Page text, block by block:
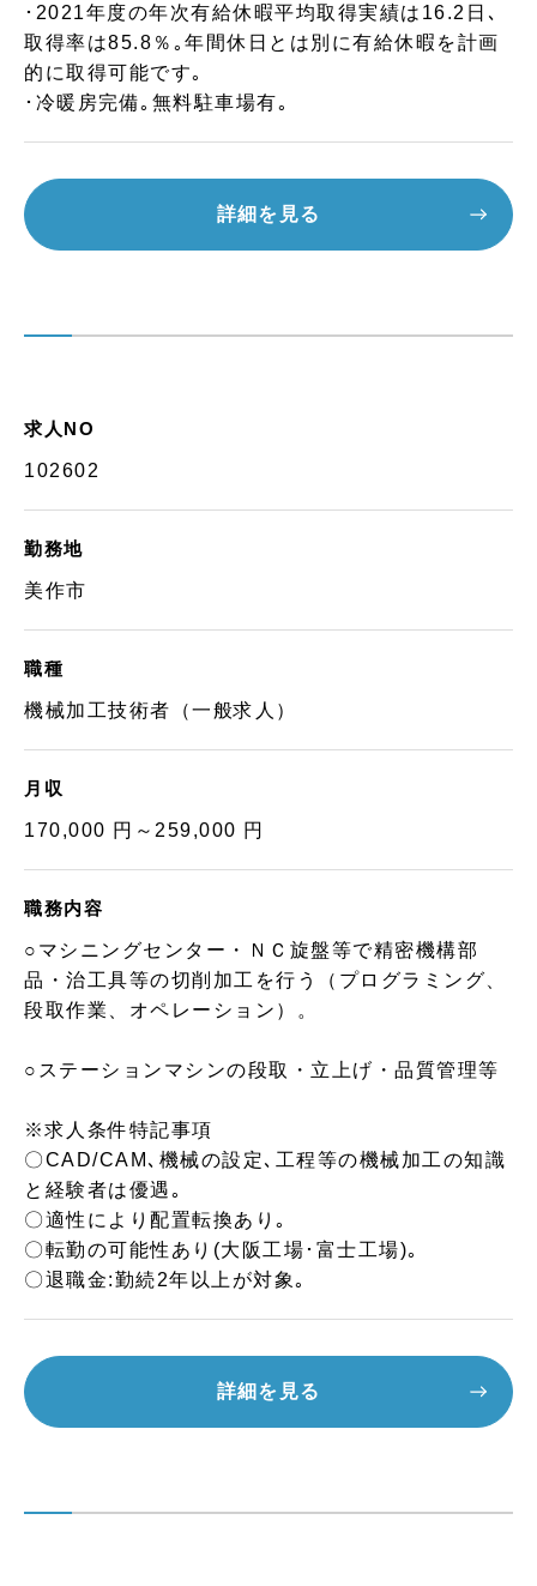
･2021年度の年次有給休暇平均取得実績は16.2日､
取得率は85.8％｡年間休日とは別に有給休暇を計画
的に取得可能です｡
･冷暖房完備｡無料駐車場有｡
詳細を見る
求人NO
102602
勤務地
美作市
職種
機械加工技術者（一般求人）
月収
170,000 円～259,000 円
職務内容
○マシニングセンター・ＮＣ旋盤等で精密機構部
品・治工具等の切削加工を行う（プログラミング、
段取作業、オペレーション）。
○ステーションマシンの段取・立上げ・品質管理等
※求人条件特記事項
〇CAD/CAM､機械の設定､工程等の機械加工の知識
と経験者は優遇｡
〇適性により配置転換あり｡
〇転勤の可能性あり(大阪工場･富士工場)｡
〇退職金:勤続2年以上が対象｡
詳細を見る